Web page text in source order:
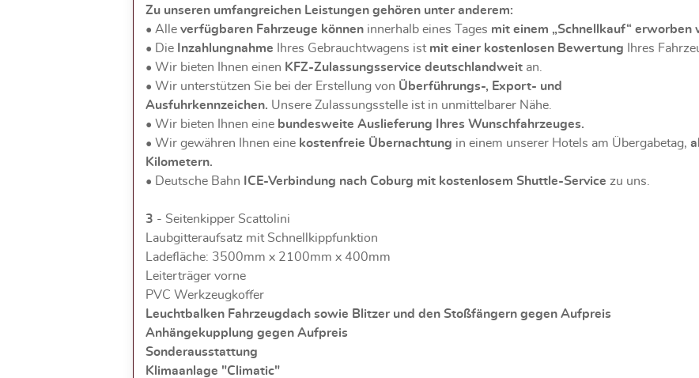
Zu unseren umfangreichen Leistungen gehören unter anderem:
• Alleverfügbaren Fahrzeuge können innerhalb eines Tages mit einem „Schnellkauf“ erworben
• Die
Inzahlungnahme Ihres Gebrauchtwagens ist mit einer kostenlosen Bewertung
Ihres
• Wir bieten Ihnen einen KFZ-Zulassungsservice deutschlandweit an.
• Wir unterstützen Sie bei der Erstellung von Überführungs-, Export- und
Ausfuhrkennzeichen. Unsere Zulassungsstelle ist in unmittelbarer Nähe.
• Wir bieten Ihnen eine bundesweite Auslieferung Ihres Wunschfahrzeuges.
• Wir gewähren Ihnen eine kostenfreie Übernachtung in einem unserer Hotels am Übergabetag,
Kilometern.
• Deutsche Bahn
ICE-Verbindung nach Coburg mit kostenlosem Shuttle-Servicezu uns.
3 - Seitenkipper Scattolini
Laubgitteraufsatz mit Schnellkippfunktion
Ladefläche: 3500mm x 2100mm x 400mm
Leiterträger vorne
PVC Werkzeugkoffer
Leuchtbalken Fahrzeugdach sowie Blitzer und den Stoßfängern gegen Aufpreis
Anhängekupplung gegen Aufpreis
Sonderausstattung
Klimaanlage "Climatic"